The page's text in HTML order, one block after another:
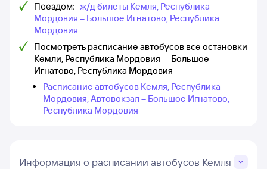
Поездом: ж/д билеты Кемля, Республика
Мордовия – Большое Игнатово, Республика
Мордовия
Посмотреть расписание автобусов все остановки
Кемли, Республика Мордовия — Большое
Игнатово, Республика Мордовия
Расписание автобусов Кемля, Республика
Мордовия, Автовокзал – Большое Игнатово,
Республика Мордовия
Информация о расписании автобусов Кемля